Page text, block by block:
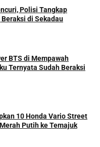
Polisi Tangkap
di Sekadau
BTS di Mempawah
Ternyata Sudah Beraksi
10 Honda Vario Street
Putih ke Temajuk